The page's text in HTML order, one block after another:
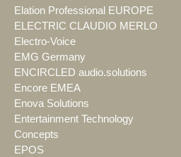
Elation Professional EUROPE
ELECTRIC CLAUDIO MERLO
Electro-Voice
EMG Germany
ENCIRCLED audio.solutions
Encore EMEA
Enova Solutions
Entertainment Technology
Concepts
EPOS